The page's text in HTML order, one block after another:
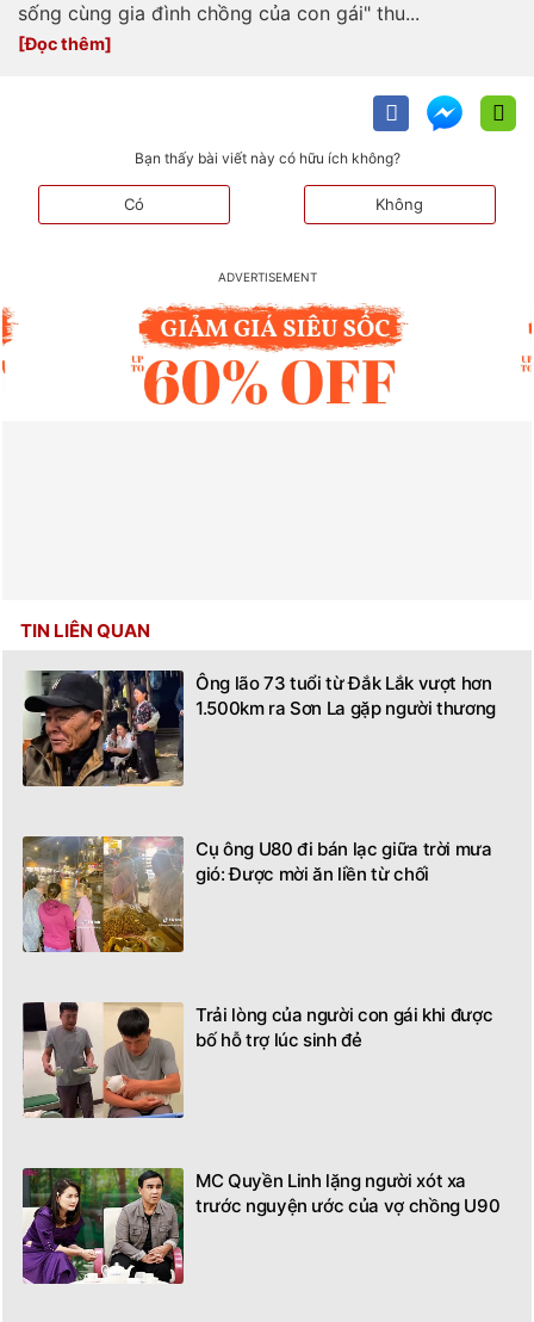
sống cùng gia đình chồng của con gái" thu...
Bạn thấy bài viết này có hữu ích không?
Có Không
TIN LIÊN QUAN
Ông lão 73 tuổi từ Đắk Lắk vượt hơn
1.500km ra Sơn La gặp người thương
Cụ ông U80 đi bán lạc giữa trời mưa
gió: Được mời ăn liền từ chối
Trải lòng của người con gái khi được
bố hỗ trợ lúc sinh đẻ
MC Quyền Linh lặng người xót xa
trước nguyện ước của vợ chồng U90